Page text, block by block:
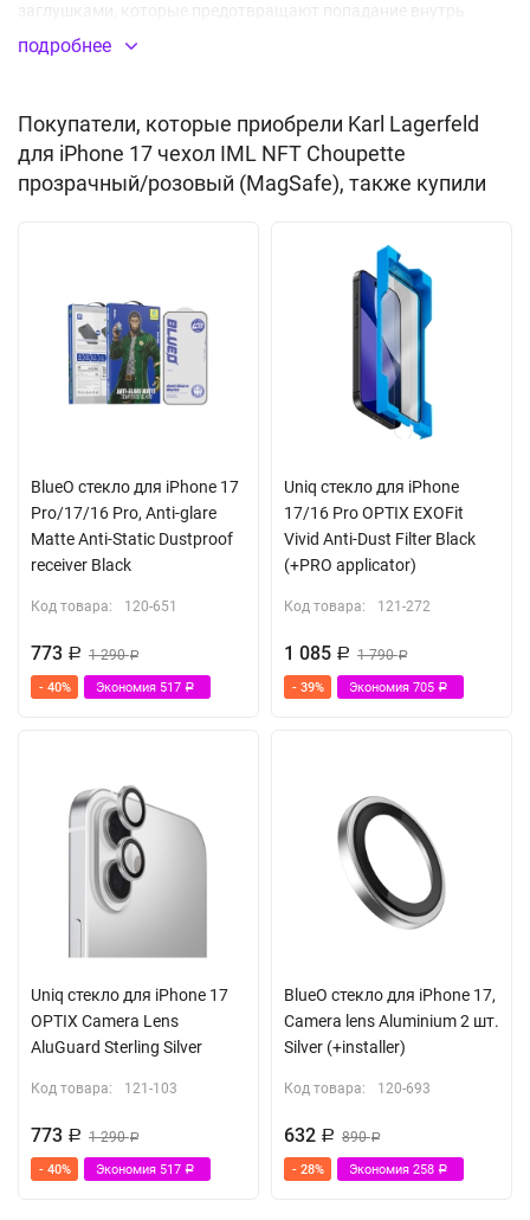
заглушками, которые предотвращают попадание внутрь
частиц мусора и капель влаги. Все отверстия для разъемов,
нанесено изображение в стилистике бренда. Толщина кейса не
препятствует nfc сигналу. Благодаря встроенному магниту
MagSafe вы сможете легко подключить беспроводную
Поставляется в подарочной упаковке производителя CG
Встроенный магнитный модуль MagSafe
подробнее
Покупатели, которые приобрели Karl Lagerfeld
для iPhone 17 чехол IML NFT Choupette
прозрачный/розовый (MagSafe), также купили
BlueO стекло для iPhone 17
Pro/17/16 Pro, Anti-glare
Matte Anti-Static Dustproof
receiver Black
Код товара: 120-651
773 Р 1 290Р
- 40% Экономия 517 Р
Uniq стекло для iPhone
17/16 Pro OPTIX EXOFit
Vivid Anti-Dust Filter Black
(+PRO applicator)
Код товара: 121-272
1 085 Р 1 790Р
- 39% Экономия 705 Р
Uniq стекло для iPhone 17
OPTIX Camera Lens
AluGuard Sterling Silver
Код товара: 121-103
773 Р 1 290Р
- 40% Экономия 517 Р
BlueO стекло для iPhone 17,
Camera lens Aluminium 2 шт.
Silver (+installer)
Код товара: 120-693
632 Р 890Р
- 28% Экономия 258 Р